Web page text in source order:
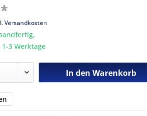
Versandkosten
3 Werktage
In den Warenkorb